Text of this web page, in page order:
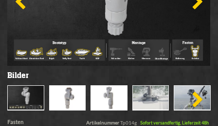
Bilder
Fasten ArtikelnummerTp014g Sofort versandfertig, Lieferzeit 48h